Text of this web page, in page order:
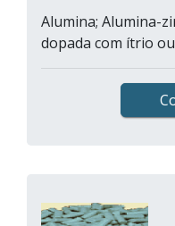
Alumina; Alumina-
dopada com ítrio